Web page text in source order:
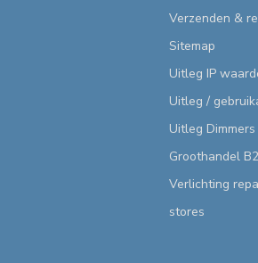
Verzenden &
Sitemap
Uitleg IP
Uitleg /
Uitleg Dimmers
Groothandel
Verlichting
stores